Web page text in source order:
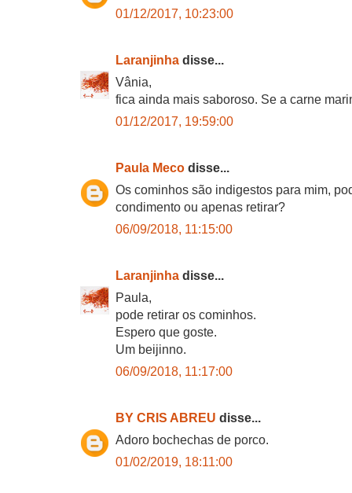
01/12/2017, 10:23:00
Laranjinha disse...
Vânia,
fica ainda mais saboroso. Se a carne
01/12/2017, 19:59:00
Paula Meco disse...
Os cominhos são indigestos para mim,
condimento ou apenas retirar?
06/09/2018, 11:15:00
Laranjinha disse...
Paula,
pode retirar os cominhos.
Espero que goste.
Um beijinno.
06/09/2018, 11:17:00
BY CRIS ABREU disse...
Adoro bochechas de porco.
01/02/2019, 18:11:00